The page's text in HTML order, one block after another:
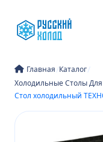
содержимому
Главная/Каталог/
Холодильные Столы
Стол холодильный